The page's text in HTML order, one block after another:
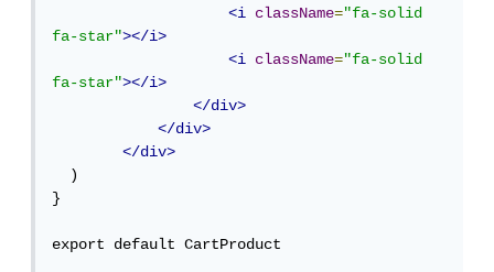
<i
className="fa-solid
fa-star"></i>
<i
className="fa-solid
fa-star"></i>
</div>
</div>
</div>
  )
}
export default CartProduct